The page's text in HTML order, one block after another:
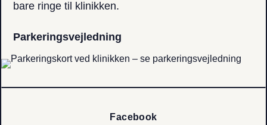
bare ringe til klinikken.
Parkerings­vejledning
Facebook